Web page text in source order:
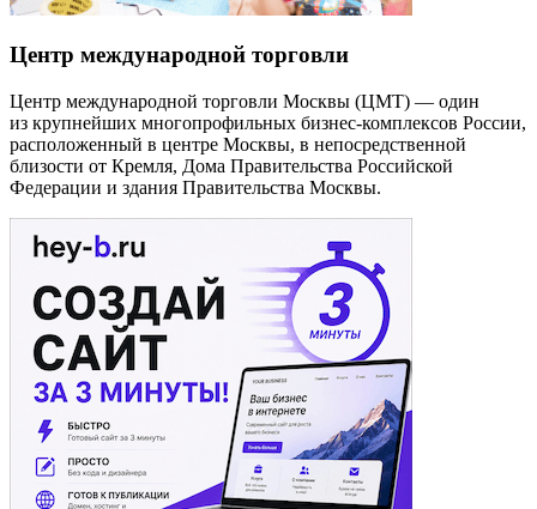
Центр международной торговли
Центр международной торговли Москвы (ЦМТ) — один
из крупнейших многопрофильных бизнес-комплексов России,
расположенный в центре Москвы, в непосредственной
близости от Кремля, Дома Правительства Российской
Федерации и здания Правительства Москвы.